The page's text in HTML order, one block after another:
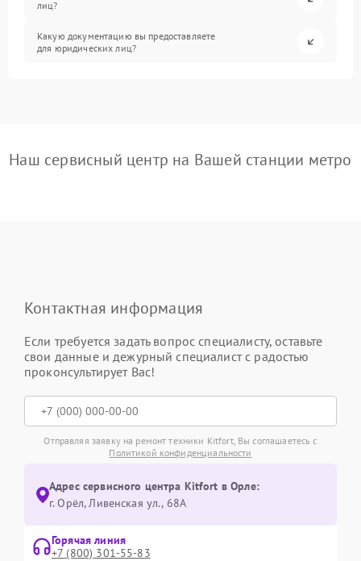
лиц?
Какую документацию вы предоставляете
для юридических лиц?
Наш сервисный центр на Вашей станции метро
Контактная информация
Если требуется задать вопрос специалисту, оставьте
свои данные и дежурный специалист с радостью
проконсультирует Вас!
Отправляя заявку на ремонт техники Kitfort, Вы соглашаетесь с
Политикой конфиденциальности
Адрес сервисного центра Kitfort в Орле:
г. Орёл, Ливенская ул., 68А
Горячая линия
+7 (800) 301-55-83